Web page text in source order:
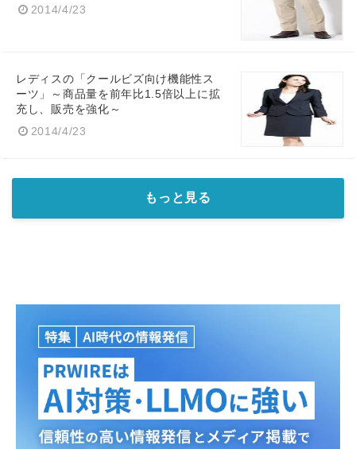
2014/4/23
レディスの「クールビズ向け機能性ス
ーツ」～商品量を前年比1.5倍以上に拡
充し、販売を強化～
2014/4/23
もっと見る